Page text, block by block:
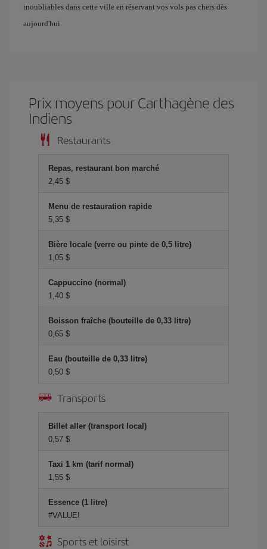
inoubliables dans cette ville en réservant vos vols pas chers dès
aujourd'hui.
Prix ​​moyens pour Carthagène des
Indiens
Restaurants
Repas, restaurant bon marché
2,45 $
Menu de restauration rapide
5,35 $
Bière locale (verre ou pinte de 0,5 litre)
1,05 $
Cappuccino (normal)
1,40 $
Boisson fraîche (bouteille de 0,33 litre)
0,65 $
Eau (bouteille de 0,33 litre)
0,50 $
Transports
Billet aller (transport local)
0,57 $
Taxi 1 km (tarif normal)
1,55 $
Essence (1 litre)
#VALUE!
Sports et loisirst